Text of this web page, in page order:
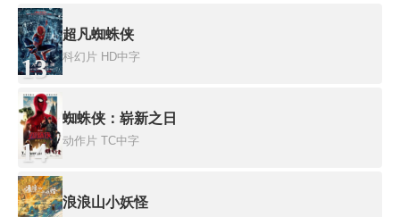
13
超凡蜘蛛侠
科幻片 HD中字
14
蜘蛛侠：崭新之日
动作片 TC中字
浪浪山小妖怪